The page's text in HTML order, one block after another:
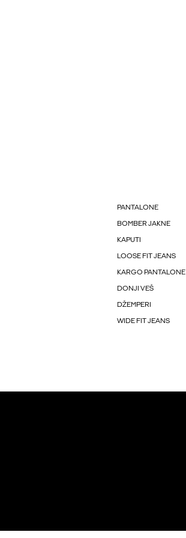
PANTALONE
BOMBER JAKNE
KAPUTI
LOOSE FIT JEANS
KARGO PANTALONE
DONJI VEŠ
DŽEMPERI
WIDE FIT JEANS